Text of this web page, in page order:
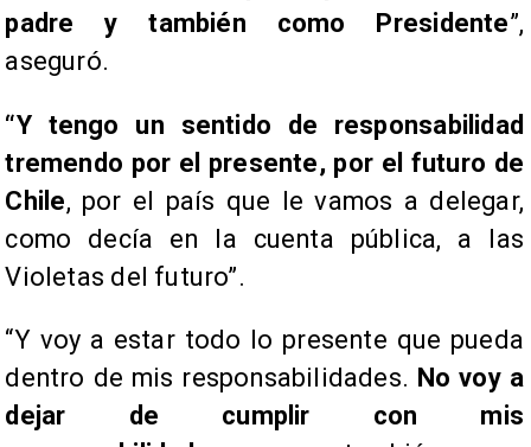
padre y también como Presidente”,
aseguró.
“Y tengo un sentido de responsabilidad
tremendo por el presente, por el futuro de
Chile, por el país que le vamos a delegar,
como decía en la cuenta pública, a las
Violetas del futuro”.
“Y voy a estar todo lo presente que pueda
dentro de mis responsabilidades. No voy a
dejar de cumplir con mis